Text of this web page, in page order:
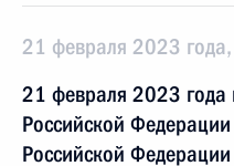
21 февраля 2023
21 февраля 2023 года
Российской
Российской